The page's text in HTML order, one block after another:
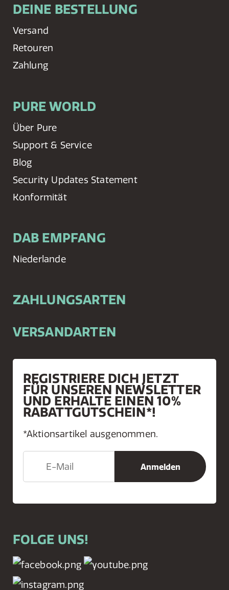
DEINE BESTELLUNG
Versand
Retouren
Zahlung
PURE WORLD
Über Pure
Support & Service
Blog
Security Updates Statement
Konformität
DAB EMPFANG
Niederlande
ZAHLUNGSARTEN
VERSANDARTEN
REGISTRIERE DICH JETZT
FÜR UNSEREN NEWSLETTER
UND ERHALTE EINEN 10%
RABATTGUTSCHEIN*!
*Aktionsartikel ausgenommen.
FOLGE UNS!